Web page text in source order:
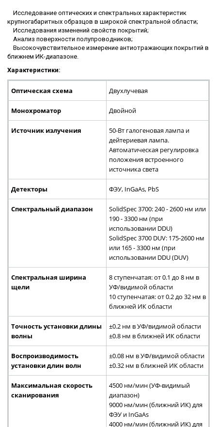
Исследование оптических и спектральных характеристик
крупногабаритных образцов в широкой спектральной области;
Исследования изменений свойств покрытий;
Анализ поверхности полупроводников;
Высокочувствительное измерение антиотражающих покрытий в
ближнем ИК-диапазоне.
Характеристики:
Оптическая схема Двухлучевая
Монохроматор Двойной
Источник излучения
50-Вт галогеновая лампа и
дейтериевая лампа.
Автоматическая регулировка
положения встроенного
источника света
Детекторы ФЭУ, InGaAs, PbS
Спектральный диапазон
SolidSpec 3700: 240 - 2600 нм или
190 - 3300 нм (при
использовании DDU)
SolidSpec 3700 DUV: 175-2600 нм
или 165 - 3300 нм (при
использовании DDU (DUV)
Спектральная ширина
щели
8 ступенчатая: от 0.1 до 8 нм в
УФ/видимой области
10 ступенчатая: от 0.2 до 32 нм в
ближней ИК области
Точность установки длины
волны
±0.2 нм в УФ/видимой области
±0.8 нм в ближней ИК области
Воспроизводимость
установки длин волн
±0.08 нм в УФ/видимой области
±0.32 нм в ближней ИК области
Максимальная скорость
сканирования
4500 нм/мин (УФ-видимый
диапазон)
9000 нм/мин (ближний ИК) для
ФЭУ и InGaAs
4000 нм/мин (ближний ИК) для